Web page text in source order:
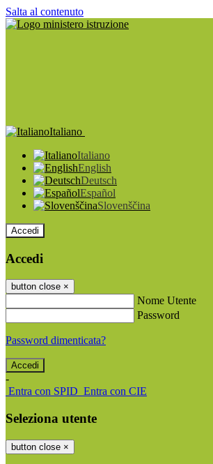
Salta al contenuto
Italiano
Italiano
English
Deutsch
Español
Slovenščina
Accedi
Accedi
button close ×
Nome Utente
Password
Password dimenticata?
-
Entra con SPID Entra con CIE
Seleziona utente
button close ×